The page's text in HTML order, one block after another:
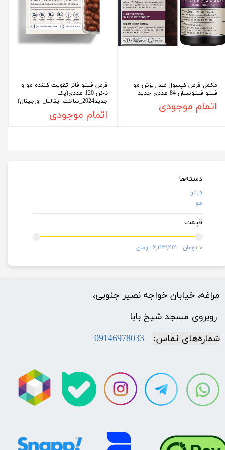
دسته‌ها
فیتو
مو
قیمت
۰ تومان - ۶,۲۳۲,۴۱۴ تومان
مکمل قرص کپسول ضد ریزش مو
فیتو فیتوسیان 84 عددی جدید
اتمام موجودی
قرص فیتو فانر تقویت کننده مو و
ناخن 120 عددی(پک
جدید2024_ساخت ایتالیا_ اورجینال)
اتمام موجودی
مراغه، خیابان خواجه نصیر جنوبی،
​​​​​​​ روبروی مسجد شیخ بابا
شماره‌‌های تماس:
09146978033